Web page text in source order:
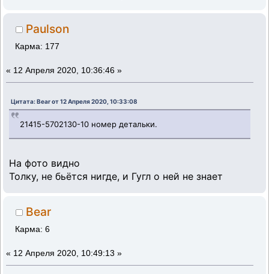
Paulson
Карма: 177
« 12 Апреля 2020, 10:36:46 »
Цитата: Bear от 12 Апреля 2020, 10:33:08
21415-5702130-10 номер детальки.
На фото видно
Толку, не бьётся нигде, и Гугл о ней не знает
Bear
Карма: 6
« 12 Апреля 2020, 10:49:13 »